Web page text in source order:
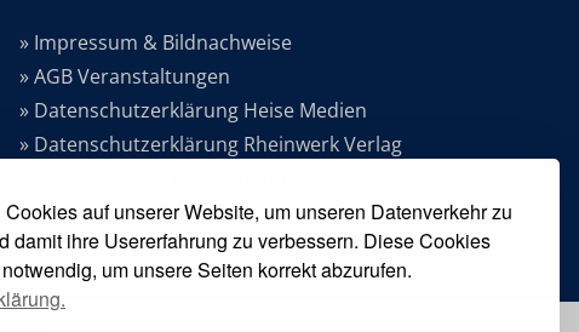
auf unserer Website, um unseren Datenverkehr zu
damit ihre Usererfahrung zu verbessern. Diese Cookies
um unsere Seiten korrekt abzurufen.
» Impressum & Bildnachweise
» AGB Veranstaltungen
» Datenschutzerklärung Heise Medien
» Datenschutzerklärung Rheinwerk Verlag
» Vertrag widerrufen